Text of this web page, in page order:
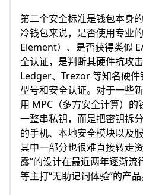
第二个安全标准是钱包本身
冷钱包来说，是否使用专业
Element）、是否获得类似
全认证，是判断其硬件抗攻
Ledger、Trezor 等知名硬
型号和安全认证。对于一些
用 MPC（多方安全计算）
一整串私钥，而是把密钥拆
的手机、本地安全模块以及
其中一部分也很难直接转走
露”的设计在最近两年逐渐
等主打“无助记词体验”的产品